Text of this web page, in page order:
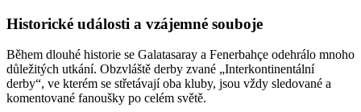
Historické události a vzájemné souboje
Během dlouhé historie se Galatasaray a Fenerbahçe odehrálo mnoho
důležitých utkání. Obzvláště derby zvané „Interkontinentální
derby“, ve kterém se střetávají oba kluby, jsou vždy sledované a
komentované fanoušky po celém světě.